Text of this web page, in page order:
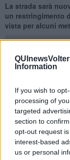
Information
If you wish to
processing of
targeted
section to
opt-out request
interest-based
us or personal
La strada sarà
un restringimento
vista per alcuni
VOLTERRA —Da
riapre al traffico .
ha specificato
crollo delle mura
finalmente
"I lavori, eseguiti
successo,